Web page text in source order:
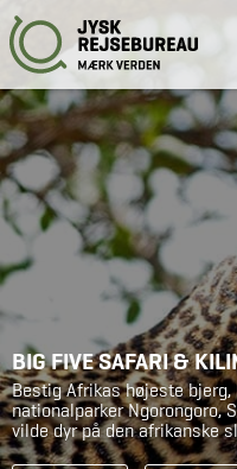
BIG FIVE SAFARI &
Bestig Afrikas højeste
nationalparker Ngorongoro,
vilde dyr på den afrikanske